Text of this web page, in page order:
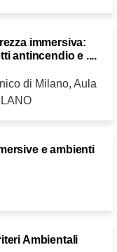
immersiva:
antincendio e ....
di Milano, Aula
e ambienti
Ambientali